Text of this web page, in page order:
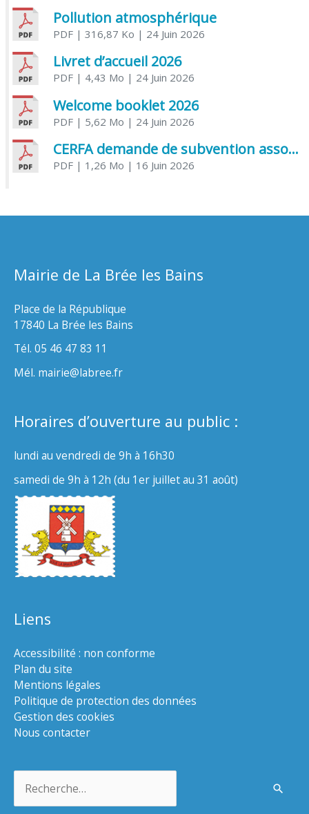
Pollution atmosphérique
PDF| 316,87 Ko | 24 Juin 2026
Livret d’accueil 2026
PDF| 4,43 Mo | 24 Juin 2026
Welcome booklet 2026
PDF| 5,62 Mo | 24 Juin 2026
CERFA demande de subvention association
PDF| 1,26 Mo | 16 Juin 2026
Mairie de La Brée les Bains
Place de la République
17840 La Brée les Bains
Tél. 05 46 47 83 11
Mél. mairie@labree.fr
Horaires d’ouverture au public :
lundi au vendredi de 9h à 16h30
samedi de 9h à 12h (du 1er juillet au 31 août)
Liens
Accessibilité : non conforme
Plan du site
Mentions légales
Politique de protection des données
Gestion des cookies
Nous contacter